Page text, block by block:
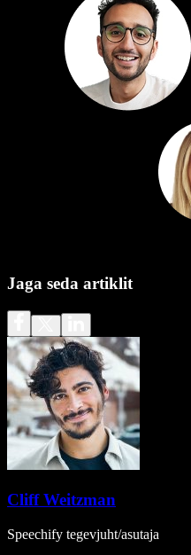
Jaga seda artiklit
Cliff Weitzman
Speechify tegevjuht/asutaja